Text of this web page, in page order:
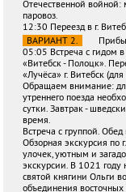
Отечественной
паровоз.
12:30 Переезд в г.
ВАРИАНТ 2.
05:05 Встреча с гидом в
«Витебск - Полоцк».
«Лучёса» г. Витебск
Обращаем внимание:
утреннего поезда
сутки. Завтрак -
время.
Встреча с группой.
Обзорная экскурсия по
улочек, уютным и
экскурсии. В 1021
святой княгини Ольги
объединения восточных